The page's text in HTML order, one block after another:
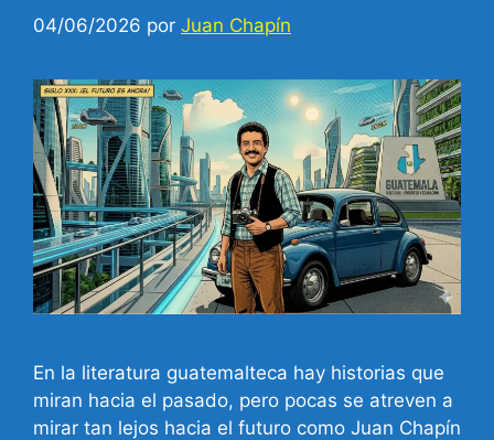
04/06/2026 por Juan Chapín
En la literatura guatemalteca hay historias que
miran hacia el pasado, pero pocas se atreven a
mirar tan lejos hacia el futuro como Juan Chapín